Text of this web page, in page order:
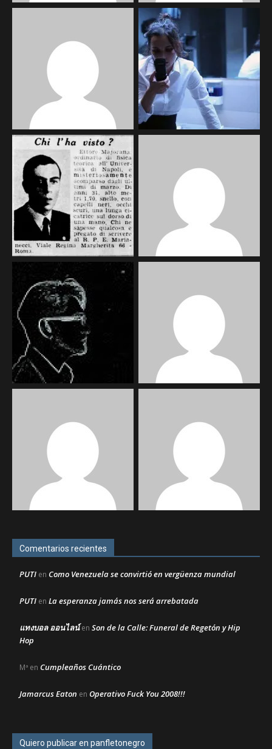
Comentarios recientes
PUTI en Como Venezuela se convirtió en vergüenza mundial
PUTI en La esperanza jamás nos será arrebatada
แทงบอล ออนไลน์en Son de la Calle: Funeral de Regetón y Hip
Hop
Mª en Cumpleaños Cuántico
Jamarcus Eaton en Operativo Fuck You 2008!!!
Quiero publicar en panfletonegro